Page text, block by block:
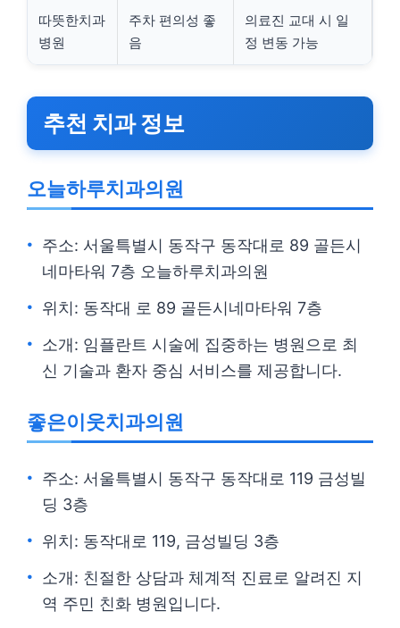
따뜻한치과
병원
주차 편의성 좋
음
의료진 교대 시 일
정 변동 가능
추천 치과 정보
오늘하루치과의원
주소: 서울특별시 동작구 동작대로 89 골든시
네마타워 7층 오늘하루치과의원
위치: 동작대 로 89 골든시네마타워 7층
소개: 임플란트 시술에 집중하는 병원으로 최
신 기술과 환자 중심 서비스를 제공합니다.
좋은이웃치과의원
주소: 서울특별시 동작구 동작대로 119 금성빌
딩 3층
위치: 동작대로 119, 금성빌딩 3층
소개: 친절한 상담과 체계적 진료로 알려진 지
역 주민 친화 병원입니다.